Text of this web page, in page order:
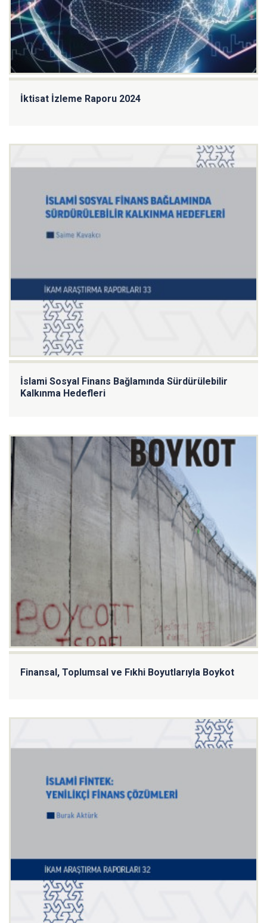
İktisat İzleme Raporu 2024
İslami Sosyal Finans Bağlamında Sürdürülebilir
Kalkınma Hedefleri
Finansal, Toplumsal ve Fıkhi Boyutlarıyla Boykot